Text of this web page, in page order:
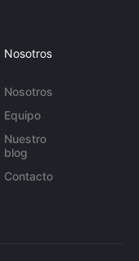
Nosotros
Nosotros
Equipo
Nuestro
blog
Contacto